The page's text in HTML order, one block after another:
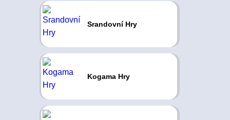
Srandovní Hry
Kogama Hry